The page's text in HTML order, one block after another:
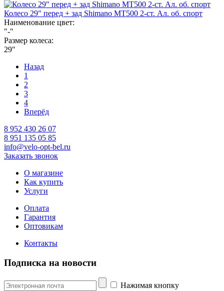
Колесо 29" перед + зад Shimano MT500 2-ст. Ал. об. спорт
Наименование цвет:
"-"
Размер колеса:
29"
Назад
1
2
3
4
Вперёд
8 952 430 26 07
8 951 135 05 85
info@velo-opt-bel.ru
Заказать звонок
О магазине
Как купить
Услуги
Оплата
Гарантия
Оптовикам
Контакты
Подписка на новости
Нажимая кнопку